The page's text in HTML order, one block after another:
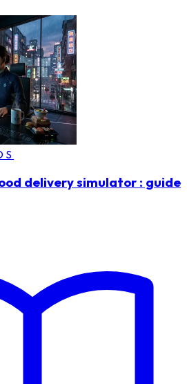
delivery simulator : guide